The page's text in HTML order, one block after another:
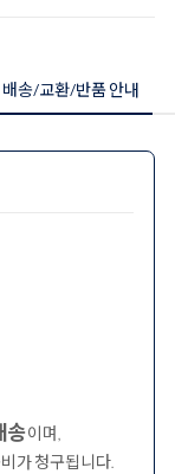
배송/교환/반품 안내
송이며,
가 청구됩니다.